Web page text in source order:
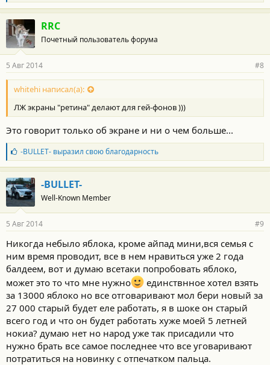
л
а
г
о
д
а
н
о
с
и
:
RRC
Почетный пользователь форума
5 Авг 2014 #8
whitehi написал(а):
ЛЖ экраны "ретина" делают для гей-фонов )))
Это говорит только об экране и ни о чем больше...
Б
л
а
г
о
д
а
н
с
т
и
-BULLET-выразил свою благодарность
-BULLET-
Well-Known Member
5 Авг 2014 #9
Никогда небыло яблока, кроме айпад мини,вся семья с
ним время проводит, все в нем нравиться уже 2 года
балдеем, вот и думаю всетаки попробовать яблоко,
может это то что мне нужно
единствнное хотел взять
за 13000 яблоко но все отговаривают мол бери новый за
27 000 старый будет еле работать, я в шоке он старый
всего год и что он будет работать хуже моей 5 летней
нокиа? думаю нет но народ уже так присадили что
нужно брать все самое последнее что все уговаривают
потратиться на новинку с отпечатком пальца.